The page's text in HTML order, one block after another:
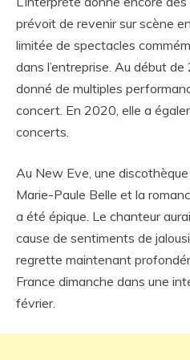
prévoit de revenir sur scène
limitée de spectacles
dans l’entreprise. Au début
donné de multiples
concert. En 2020, elle a
concerts.
Au New Eve, une discothèque
Marie-Paule Belle et la
a été épique. Le chanteur
cause de sentiments de
regrette maintenant
France dimanche dans une
février.